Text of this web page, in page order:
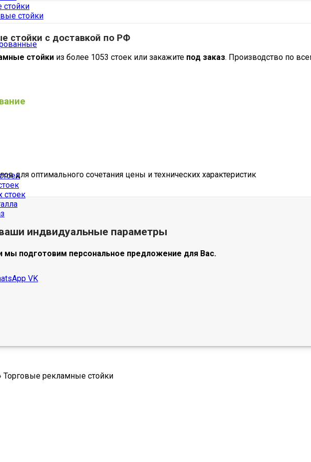
стойки
стойки
стоек
VK
стойки с доставкой по РФ
стойки из более 1053 стоек или закажите под заказ. Производство по
для оптимального сочетания цены и технических характеристик
индвидуальные параметры
мы подготовим персональное предложение для Вас.
Торговые рекламные стойки